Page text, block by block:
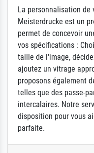
La personnalisation
Meisterdrucke est un
permet de concevoir
vos spécifications :
taille de l'image,
ajoutez un vitrage
proposons également
telles que des passe-
intercalaires. Notre
disposition pour vous
parfaite.